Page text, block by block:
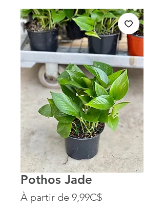
Pothos Jade
À partir de 9,99C$Prix